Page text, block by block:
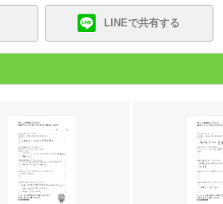
LINEで共有する